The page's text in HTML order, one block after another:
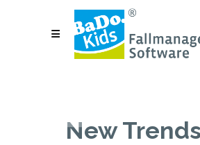
New